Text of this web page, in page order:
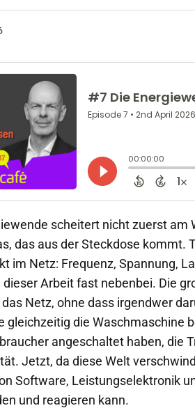
scheitert nicht zuerst am
das aus der Steckdose kommt.
im Netz: Frequenz, Spannung,
dieser Arbeit fast nebenbei. Die
Netz, ohne dass irgendwer
gleichzeitig die Waschmaschine
angeschaltet haben, die
Jetzt, da diese Welt
Software, Leistungselektronik
und reagieren kann.